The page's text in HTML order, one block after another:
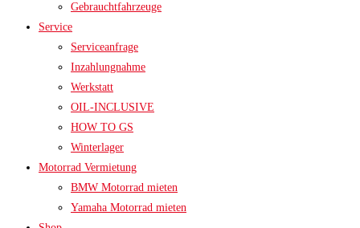
Gebrauchtfahrzeuge
Service
Serviceanfrage
Inzahlungnahme
Werkstatt
OIL-INCLUSIVE
HOW TO GS
Winterlager
Motorrad Vermietung
BMW Motorrad mieten
Yamaha Motorrad mieten